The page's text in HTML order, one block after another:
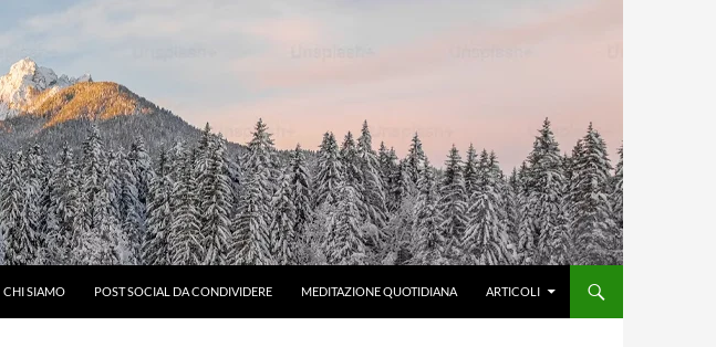
CHI SIAMO POST SOCIAL DA CONDIVIDERE MEDITAZIONE QUOTIDIANA ARTICOLI